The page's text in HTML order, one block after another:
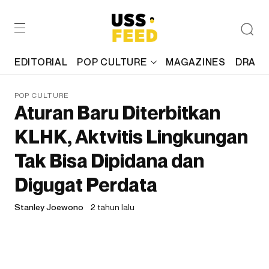
EDITORIAL POP CULTURE MAGAZINES
POP CULTURE
Aturan Baru Diterbitkan
KLHK, Aktvitis Lingkungan
Tak Bisa Dipidana dan
Digugat Perdata
Stanley Joewono 2 tahun lalu